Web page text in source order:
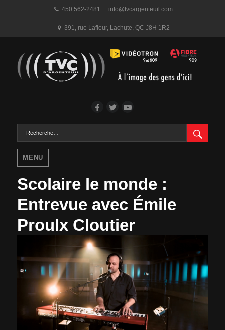
450 562-2481 info@tvcargenteuil.com
391, rue Lafleur, Lachute, QC J8H 1R2
Facebook
TwitterYouTube
Rechercher :
MENU
Scolaire le monde :
Entrevue avec Émile
Proulx Cloutier